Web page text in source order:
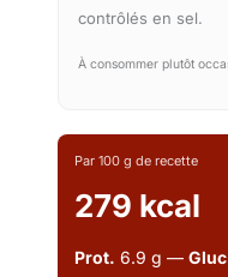
contrôlés en sel.
À consommer plutôt
Par 100 g de recette
279 kcal
Prot. 6.9 g —